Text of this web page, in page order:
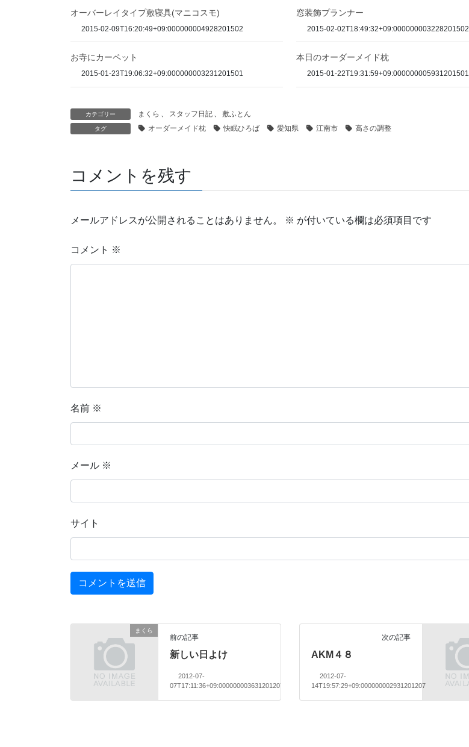
オーバーレイタイプ敷寝具(マニコスモ)
2015-02-09T16:20:49+09:000000004928201502
窓装飾プランナー
2015-02-02T18:49:32+09:000000003228201502
お寺にカーペット
2015-01-23T19:06:32+09:000000003231201501
本日のオーダーメイド枕
2015-01-22T19:31:59+09:000000005931201501
カテゴリー まくら 、 スタッフ日記 、 敷ふとん
タグ オーダーメイド枕 快眠ひろば 愛知県 江南市 高さの調整
コメントを残す
メールアドレスが公開されることはありません。 ※ が付いている欄は必須項目です
コメント ※
名前 ※
メール ※
サイト
まくら
前の記事
新しい日よけ
2012-07-
07T17:11:36+09:000000003631201207
次の記事
AKM４８
2012-07-
14T19:57:29+09:000000002931201207